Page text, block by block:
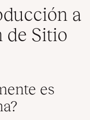
a
de Sitio
es